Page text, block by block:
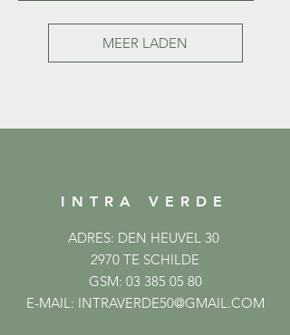
MEER LADEN
INTRA VERDE
ADRES: DEN HEUVEL 30
2970 TE SCHILDE
GSM: 03 385 05 80
E-MAIL: INTRAVERDE50@GMAIL.COM